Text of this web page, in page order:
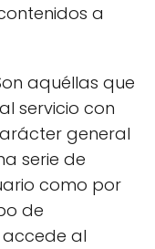
a
aquéllas que
servicio con
general
serie de
como por
de
al